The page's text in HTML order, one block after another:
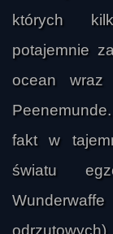
których
potajemnie
ocean
fakt w
światu